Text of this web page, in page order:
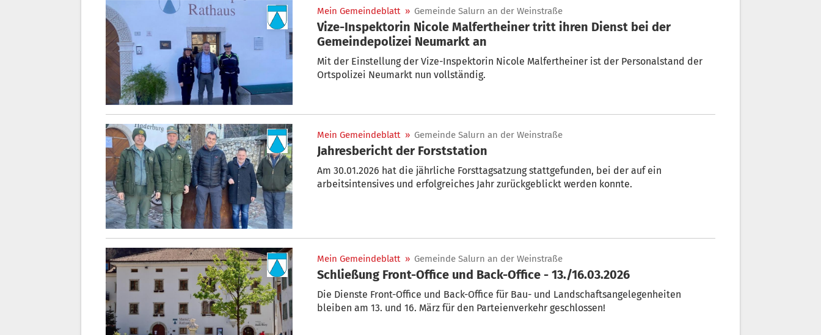
Mein Gemeindeblatt » Gemeinde Salurn an der Weinstraße
Vize-Inspektorin Nicole Malfertheiner tritt ihren Dienst bei der
Gemeindepolizei Neumarkt an
Mit der Einstellung der Vize-Inspektorin Nicole Malfertheiner ist der Personalstand der
Ortspolizei Neumarkt nun vollständig.
Mein Gemeindeblatt » Gemeinde Salurn an der Weinstraße
Jahresbericht der Forststation
Am 30.01.2026 hat die jährliche Forsttagsatzung stattgefunden, bei der auf ein
arbeitsintensives und erfolgreiches Jahr zurückgeblickt werden konnte.
Mein Gemeindeblatt » Gemeinde Salurn an der Weinstraße
Schließung Front-Office und Back-Office - 13./16.03.2026
Die Dienste Front-Office und Back-Office für Bau- und Landschaftsangelegenheiten
bleiben am 13. und 16. März für den Parteienverkehr geschlossen!